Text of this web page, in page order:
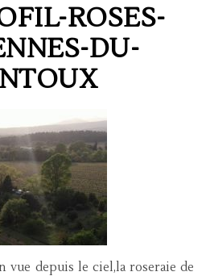
ROSES-
DU-
vue depuis le ciel,la roseraie de